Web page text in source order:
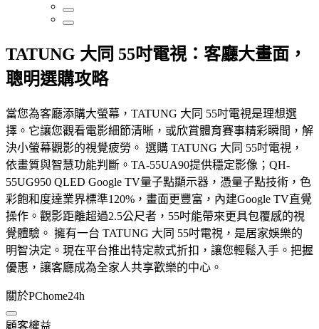
TATUNG 大同 55吋電視：客廳大畫面，
聰明選購攻略
當您為客廳添購大螢幕，TATUNG 大同 55吋電視是理想選
擇。它讓您觀看電影細節清晰，或欣賞體育賽事精彩瞬間，解
決小螢幕觀影的視覺疲勞。 選購 TATUNG 大同 55吋電視，
依畫質與智慧功能判斷。TA-55UA90提供穩定影像；QH-
55UG950 QLED Google TV量子點顯示器，憑量子點技術，色
彩飽和度達業界標準120%，畫面更豐富，內建Google TV直覺
操作。觀影距離超過2.5公尺者，55吋能帶來更具包覆感的視
覺體驗。 擁有一台 TATUNG 大同 55吋電視，是居家娛樂的
明智決定。現在平台推出特定款式折扣，讓您輕鬆入手。把握
優惠，讓客廳成為全家人共享歡樂的中心。
關於PChome24h
顧客權益